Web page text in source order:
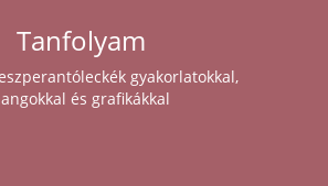
Tanfolyam
gyakorlatokkal,
és grafikákkal